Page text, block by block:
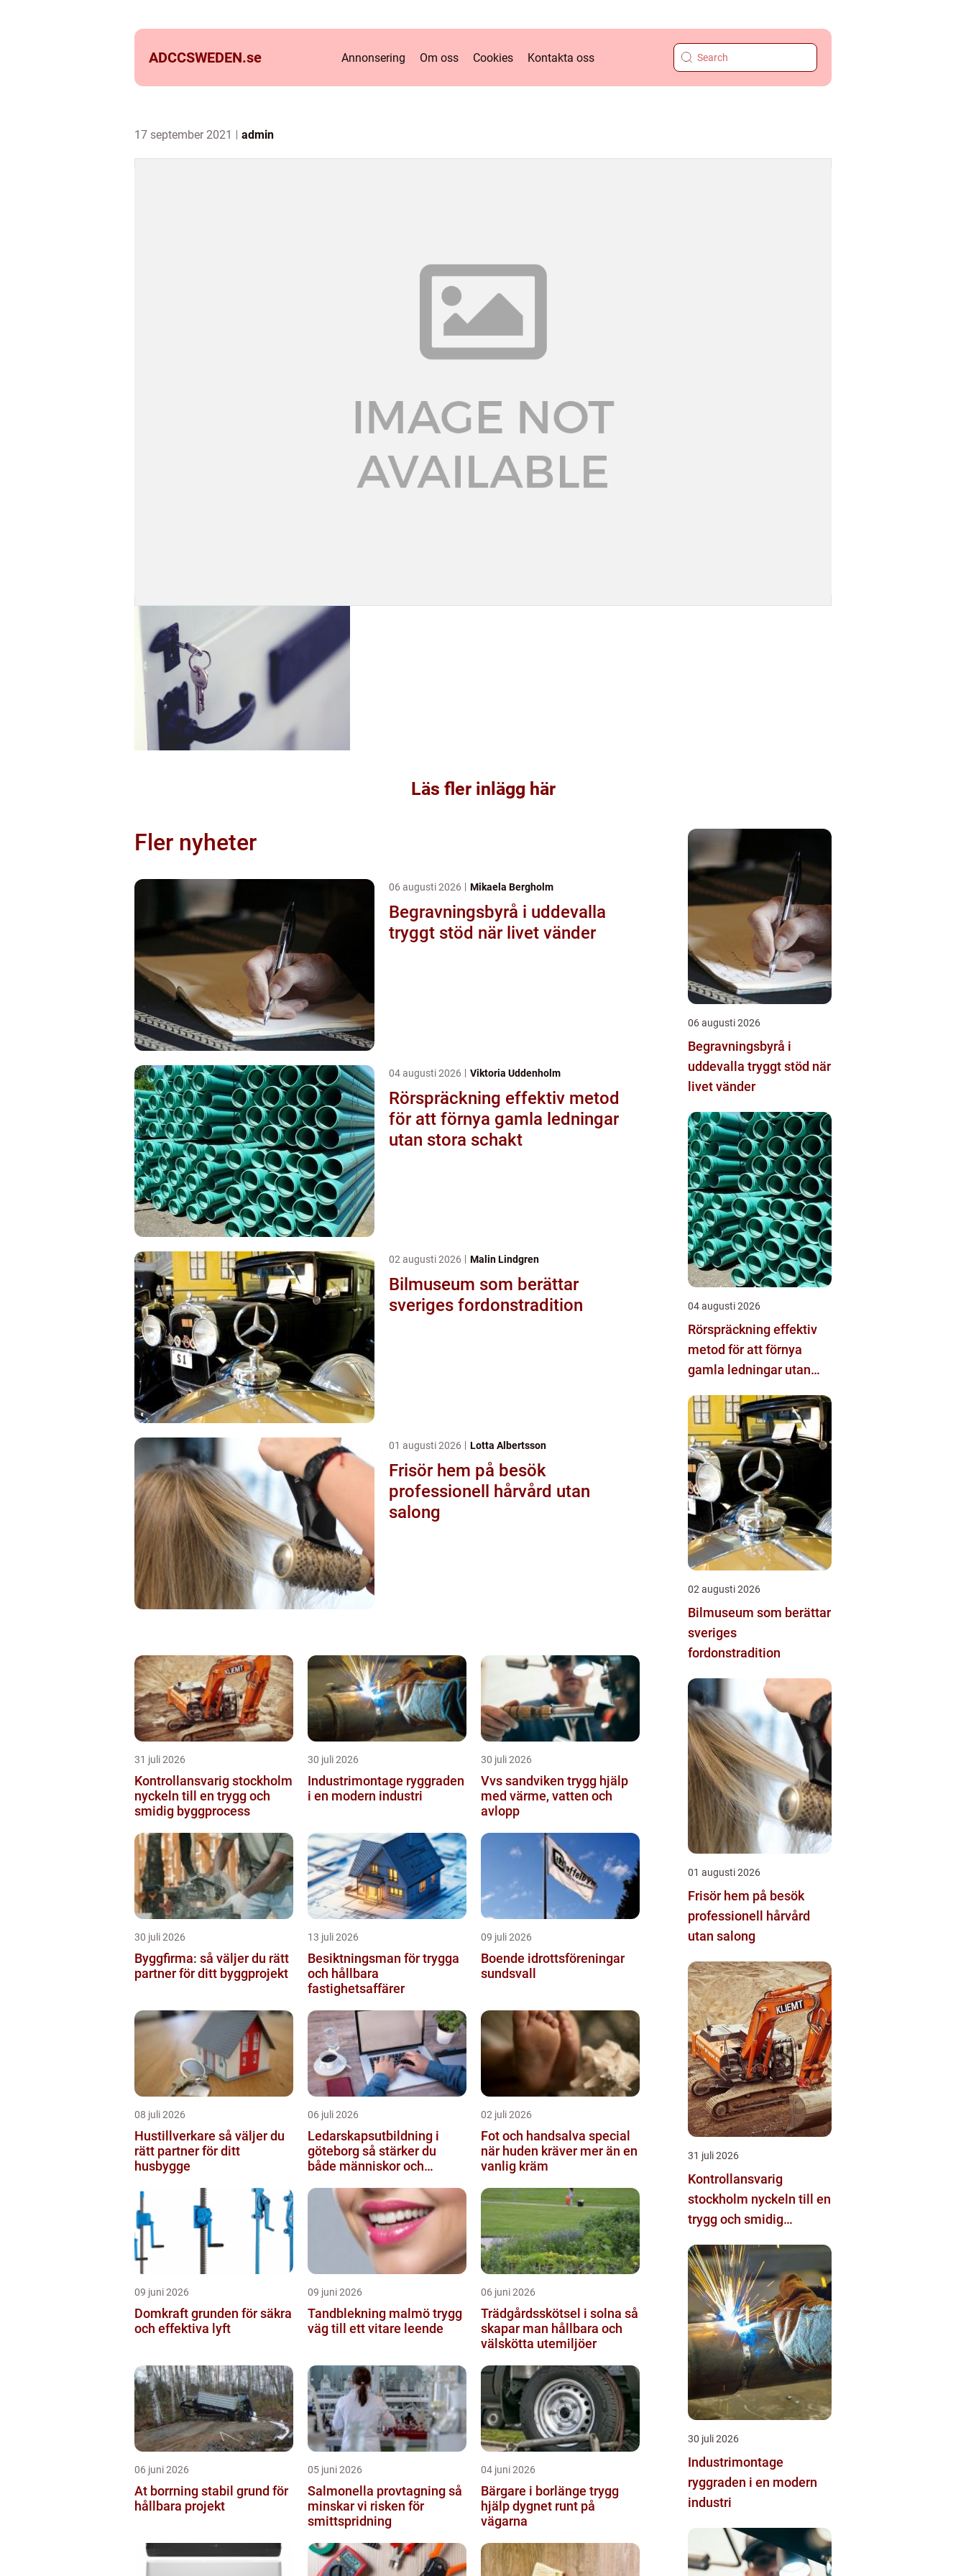
ADCCSWEDEN.se Annonsering Om oss Cookies Kontakta oss
17 september 2021 admin
Läs fler inlägg här
Fler nyheter
06 augusti 2026 Mikaela Bergholm
Begravningsbyrå i uddevalla
tryggt stöd när livet vänder
04 augusti 2026 Viktoria Uddenholm
Rörspräckning effektiv metod
för att förnya gamla ledningar
utan stora schakt
02 augusti 2026 Malin Lindgren
Bilmuseum som berättar
sveriges fordonstradition
01 augusti 2026 Lotta Albertsson
Frisör hem på besök
professionell hårvård utan
salong
31 juli 2026
Kontrollansvarig stockholm
nyckeln till en trygg och
smidig byggprocess
30 juli 2026
Industrimontage ryggraden
i en modern industri
30 juli 2026
Vvs sandviken trygg hjälp
med värme, vatten och
avlopp
30 juli 2026
Byggfirma: så väljer du rätt
partner för ditt byggprojekt
13 juli 2026
Besiktningsman för trygga
och hållbara
fastighetsaffärer
09 juli 2026
Boende idrottsföreningar
sundsvall
08 juli 2026
Hustillverkare så väljer du
rätt partner för ditt
husbygge
06 juli 2026
Ledarskapsutbildning i
göteborg så stärker du
både människor och
02 juli 2026
Fot och handsalva special
när huden kräver mer än en
vanlig kräm
09 juni 2026
Domkraft grunden för säkra
och effektiva lyft
09 juni 2026
Tandblekning malmö trygg
väg till ett vitare leende
06 juni 2026
Trädgårdsskötsel i solna så
skapar man hållbara och
välskötta utemiljöer
06 juni 2026
At borrning stabil grund för
hållbara projekt
05 juni 2026
Salmonella provtagning så
minskar vi risken för
smittspridning
04 juni 2026
Bärgare i borlänge trygg
hjälp dygnet runt på
vägarna
06 augusti 2026
Begravningsbyrå i
uddevalla tryggt stöd när
livet vänder
04 augusti 2026
Rörspräckning effektiv
metod för att förnya
gamla ledningar utan
02 augusti 2026
Bilmuseum som berättar
sveriges
fordonstradition
01 augusti 2026
Frisör hem på besök
professionell hårvård
utan salong
31 juli 2026
Kontrollansvarig
stockholm nyckeln till en
trygg och smidig
30 juli 2026
Industrimontage
ryggraden i en modern
industri